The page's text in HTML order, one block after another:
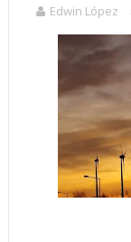
Edwin López